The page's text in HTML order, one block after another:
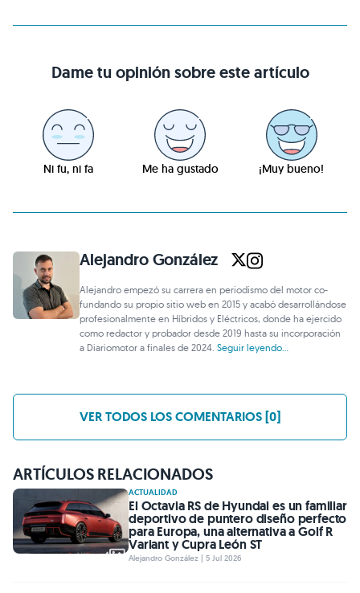
Dame tu opinión sobre este artículo
Ni fu, ni fa Me ha gustado ¡Muy bueno!
Alejandro González
Alejandro empezó su carrera en periodismo del motor co-
fundando su propio sitio web en 2015 y acabó desarrollándose
profesionalmente en Híbridos y Eléctricos, donde ha ejercido
como redactor y probador desde 2019 hasta su incorporación
a Diariomotor a finales de 2024.Seguir leyendo...
VER TODOS LOS COMENTARIOS [0]
ARTÍCULOS RELACIONADOS
ACTUALIDAD
El Octavia RS de Hyundai es un familiar
deportivo de puntero diseño perfecto
para Europa, una alternativa a Golf R
Variant y Cupra León ST
Alejandro González | 5 Jul 2026